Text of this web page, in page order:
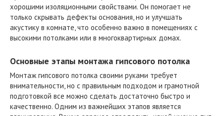
хорошими изоляционными свойствами. Он помогает не
только скрывать дефекты основания, но и улучшать
акустику в комнате, что особенно важно в помещениях с
высокими потолками или в многоквартирных домах.
Основные этапы монтажа гипсового потолка
Монтаж гипсового потолка своими руками требует
внимательности, но с правильным подходом и грамотной
подготовкой все можно сделать достаточно быстро и
качественно. Одним из важнейших этапов является